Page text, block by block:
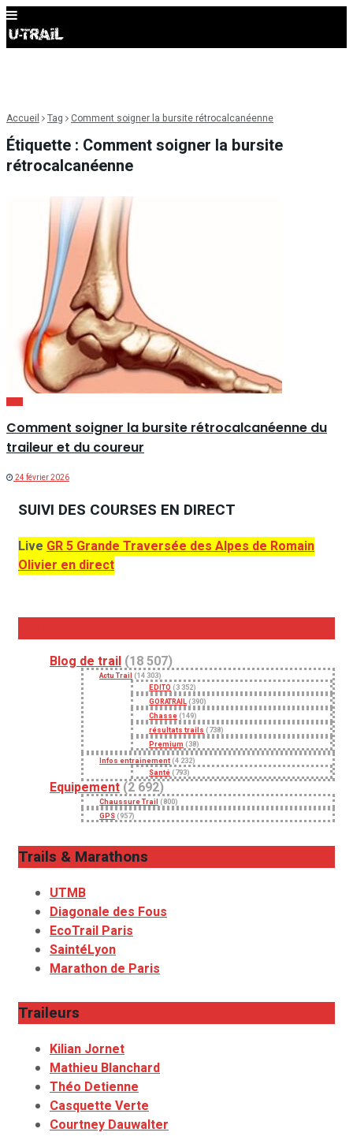
Accueil Tag Comment soigner la bursite rétrocalcanéenne
Étiquette : Comment soigner la bursite
rétrocalcanéenne
Comment soigner la bursite rétrocalcanéenne du
traileur et du coureur
24 février 2026
SUIVI DES COURSES EN DIRECT
Live GR 5 Grande Traversée des Alpes de Romain
Olivier en direct
Blog de trail (18 507)
Actu Trail (14 303)
EDITO (3 352)
GORATRAIL (390)
Chasse (149)
résultats trails (738)
Premium (38)
Infos entrainement (4 232)
Santé (793)
Equipement(2 692)
Chaussure Trail (800)
GPS (957)
Trails & Marathons
UTMB
Diagonale des Fous
EcoTrail Paris
SaintéLyon
Marathon de Paris
Traileurs
Kilian Jornet
Mathieu Blanchard
Théo Detienne
Casquette Verte
Courtney Dauwalter